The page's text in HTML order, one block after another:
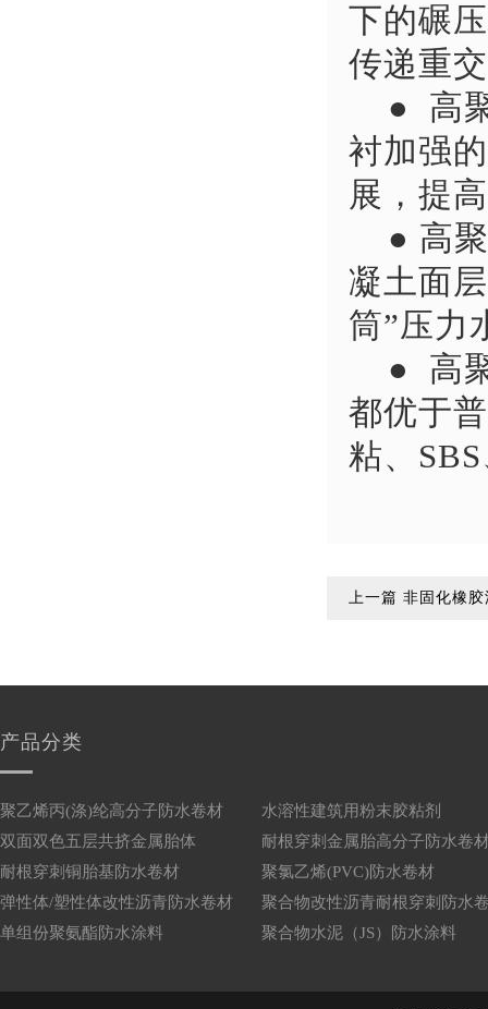
下的碾
传递重
● 高聚
衬加强
展，提
● 高聚
凝土面
筒”压力
● 高聚
都优于
粘、
上一篇 非固化橡
产品分类
聚乙烯丙(涤)纶高分子防水卷材
水溶性建筑用粉末胶粘剂
双面双色五层共挤金属胎体
耐根穿刺金属胎高分子防水卷
耐根穿刺铜胎基防水卷材
聚氯乙烯(PVC)防水卷材
弹性体/塑性体改性沥青防水卷材
聚合物改性沥青耐根穿刺防水
单组份聚氨酯防水涂料
聚合物水泥（JS）防水涂料